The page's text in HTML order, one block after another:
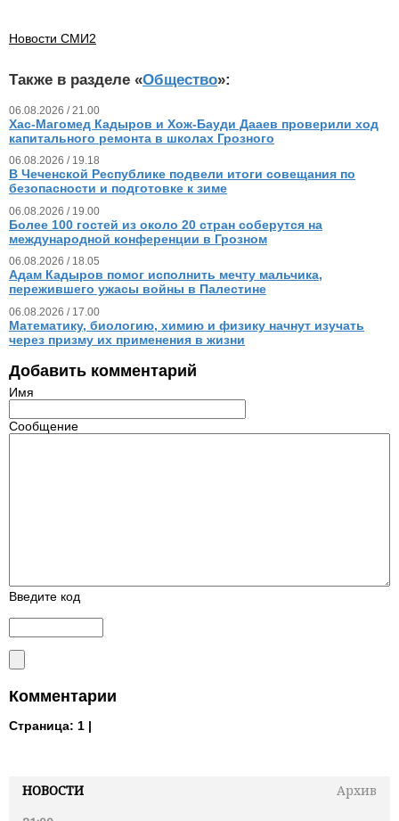
НОВОСТИ
Архив
Новости СМИ2
Также в разделе «Общество»:
06.08.2026 / 21.00
Хас-Магомед Кадыров и Хож-Бауди Дааев проверили ход
капитального ремонта в школах Грозного
06.08.2026 / 19.18
В Чеченской Республике подвели итоги совещания по
безопасности и подготовке к зиме
06.08.2026 / 19.00
Более 100 гостей из около 20 стран соберутся на
международной конференции в Грозном
06.08.2026 / 18.05
Адам Кадыров помог исполнить мечту мальчика,
пережившего ужасы войны в Палестине
06.08.2026 / 17.00
Математику, биологию, химию и физику начнут изучать
через призму их применения в жизни
Добавить комментарий
Имя
Сообщение
Введите код
Комментарии
Страница: 1 |